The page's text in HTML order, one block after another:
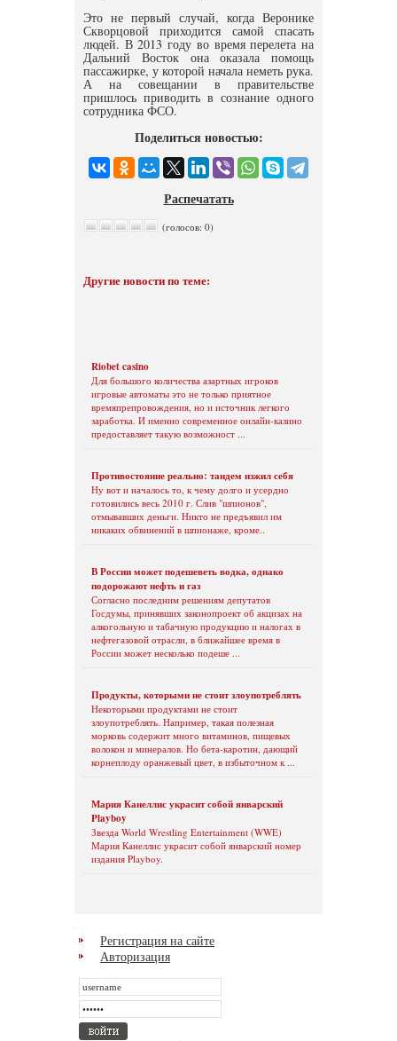
Это не первый случай, когда Веронике
Скворцовой приходится самой спасать
людей. В 2013 году во время перелета на
Дальний Восток она оказала помощь
пассажирке, у которой начала неметь рука.
А на совещании в правительстве
пришлось приводить в сознание одного
сотрудника ФСО.
Поделиться новостью:
Распечатать
(голосов: 0)
Другие новости по теме:
Riobet casino
Для большого количества азартных игроков
игровые автоматы это не только приятное
времяпрепровождения, но и источник легкого
заработка. И именно современное онлайн-казино
предоставляет такую возможност ...
Противостояние реально: тандем изжил себя
Ну вот и началось то, к чему долго и усердно
готовились весь 2010 г. Слив "шпионов",
отмывавших деньги. Никто не предъявил им
никаких обвинений в шпионаже, кроме..
В России может подешеветь водка, однако
подорожают нефть и газ
Согласно последним решениям депутатов
Госдумы, принявших законопроект об акцизах на
алкогольную и табачную продукцию и налогах в
нефтегазовой отрасли, в ближайшее время в
России может несколько подеше ...
Продукты, которыми не стоит злоупотреблять
Некоторыми продуктами не стоит
злоупотреблять. Например, такая полезная
морковь содержит много витаминов, пищевых
волокон и минералов. Но бета-каротин, дающий
корнеплоду оранжевый цвет, в избыточном к ...
Мария Канеллис украсит собой январский
Playboy
Звезда World Wrestling Entertainment (WWE)
Мария Канеллис украсит собой январский номер
издания Playboy.
Регистрация на сайте
Авторизация